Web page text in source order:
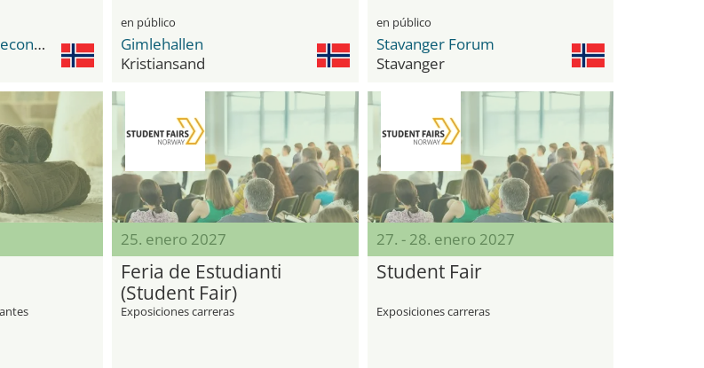
Sandefjord Upper Secondary School
en público
Gimlehallen
Kristiansand
en público
Stavanger Forum
Stavanger
25. enero 2027
Feria de Estudianti
(Student Fair)
Exposiciones carreras
27. - 28. enero 2027
Student Fair
Exposiciones carreras